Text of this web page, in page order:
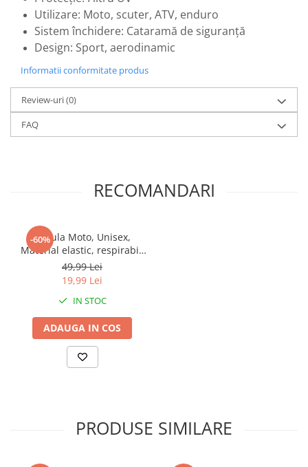
Utilizare: Moto, scuter, ATV, enduro
Sistem închidere: Cataramă de siguranță
Design: Sport, aerodinamic
Informatii conformitate produs
Review-uri(0)
FAQ
RECOMANDARI
-60%
Cagula Moto, Unisex,
Material elastic, respirabil,
Marime universala
49,99 Lei
19,99 Lei
IN STOC
ADAUGA IN COS
PRODUSE SIMILARE